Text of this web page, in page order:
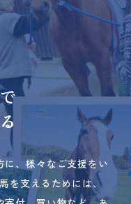
に、様々なご支援をい
を支えるためには、